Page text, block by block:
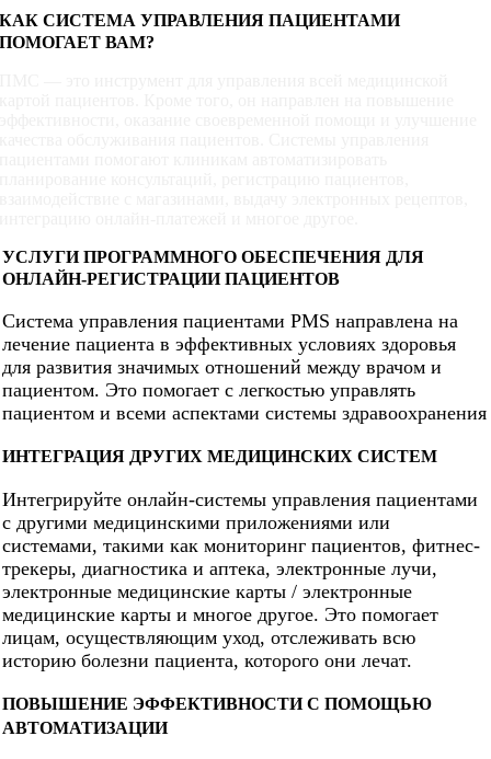
КАК СИСТЕМА УПРАВЛЕНИЯ ПАЦИЕНТАМИ
ПОМОГАЕТ ВАМ?
УСЛУГИ ПРОГРАММНОГО ОБЕСПЕЧЕНИЯ ДЛЯ
ОНЛАЙН-РЕГИСТРАЦИИ ПАЦИЕНТОВ
Система управления пациентами PMS направлена на
лечение пациента в эффективных условиях здоровья
для развития значимых отношений между врачом и
пациентом. Это помогает с легкостью управлять
пациентом и всеми аспектами системы здравоохранения
ИНТЕГРАЦИЯ ДРУГИХ МЕДИЦИНСКИХ СИСТЕМ
Интегрируйте онлайн-системы управления пациентами
с другими медицинскими приложениями или
системами, такими как мониторинг пациентов, фитнес-
трекеры, диагностика и аптека, электронные лучи,
электронные медицинские карты / электронные
медицинские карты и многое другое. Это помогает
лицам, осуществляющим уход, отслеживать всю
историю болезни пациента, которого они лечат.
ПОВЫШЕНИЕ ЭФФЕКТИВНОСТИ С ПОМОЩЬЮ
АВТОМАТИЗАЦИИ